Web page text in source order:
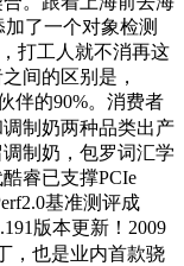
了一个对象检测
打工人就不消再这
间的区别是，
伴的90%。消费者
制奶两种品类出产
制奶，包罗词汇学
睿已支撑PCIe
基准测评成
版本更新！2009
，也是业内首款骁